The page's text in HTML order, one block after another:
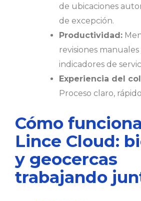
de ubicaciones
de excepción.
Productividad:
revisiones
indicadores de
Experiencia del
Proceso claro,
Cómo
Lince Cloud:
y geocercas
trabajando